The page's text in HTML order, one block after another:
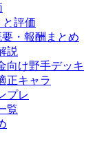
評価
・報酬まとめ
説
向け野手デッキ
正キャラ
プレ
覧